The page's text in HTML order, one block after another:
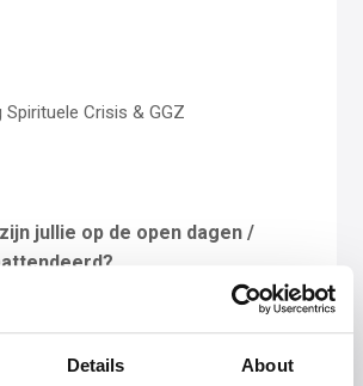
Details About
Spirituele Crisis & GGZ
jullie op de open dagen /